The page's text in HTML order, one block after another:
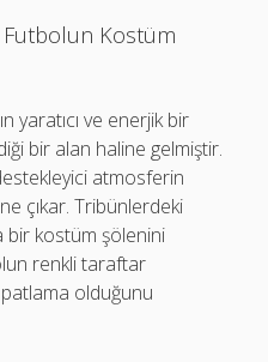
Futbolun Kostüm
yaratıcı ve enerjik bir
bir alan haline gelmiştir.
atmosferin
çıkar. Tribünlerdeki
bir kostüm şölenini
renkli taraftar
patlama olduğunu